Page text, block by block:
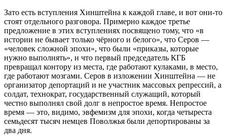
Зато есть вступления Хинштейна к каждой главе, и вот они-то
стоят отдельного разговора. Примерно каждое третье
предложение в этих вступлениях посвящено тому, что «в
истории не бывает только чёрного и белого», что Серов —
«человек сложной эпохи», что были «приказы, которые
нужно выполнять», и что первый председатель КГБ
превращал контору из места, где работают кулаками, в место,
где работают мозгами. Серов в изложении Хинштейна — не
организатор депортаций и не участник массовых репрессий, а
солдат, технократ, государственный служащий, который
честно выполнял свой долг в непростое время. Непростое
время — это, видимо, эвфемизм для эпохи, когда четыреста
семьдесят тысяч немцев Поволжья были депортированы за
два дня.